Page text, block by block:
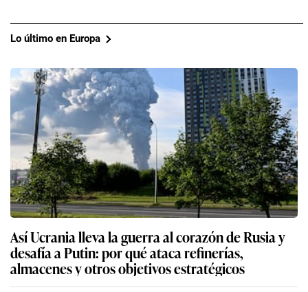
Lo último en Europa
Así Ucrania lleva la guerra al corazón de Rusia y
desafía a Putin: por qué ataca refinerías,
almacenes y otros objetivos estratégicos